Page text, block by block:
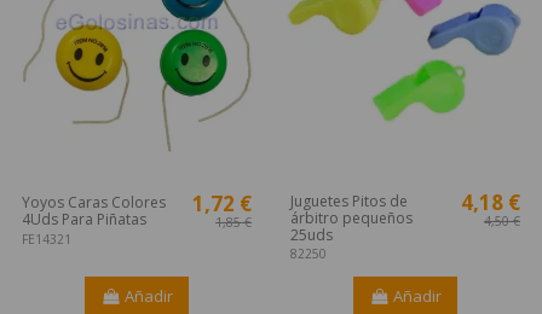
Yoyos Caras Colores
4Uds Para Piñatas
FE14321
1,72 €
1,85 €
Añadir
Juguetes Pitos de
árbitro pequeños
25uds
82250
4,18 €
4,50 €
Añadir